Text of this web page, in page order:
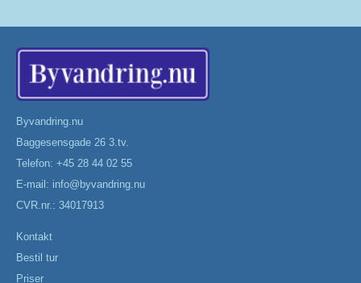
Byvandring.nu
Baggesensgade 26 3.tv.
Telefon: +45 28 44 02 55
E-mail: info@byvandring.nu
CVR.nr.: 34017913
Kontakt
Bestil tur
Priser